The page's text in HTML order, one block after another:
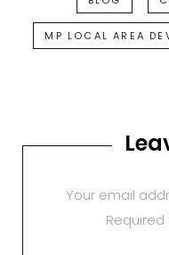
MP LOCAL AREA
Your email